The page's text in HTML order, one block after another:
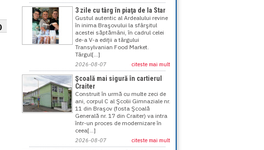
3 zile cu târg în piaţa de la Star
Gustul autentic al Ardealului revine
în inima Braşovului la sfârşitul
acestei săptămâni, în cadrul celei
de-a V-a ediţii a târgului
Transylvanian Food Market.
Târgul[...]
2026-08-07 citeste mai mult
Şcoală mai sigură în cartierul
Craiter
Construit în urmă cu multe zeci de
ani, corpul C al Şcolii Gimnaziale nr.
11 din Braşov (fosta Şcoală
Generală nr. 17 din Craiter) va intra
într-un proces de modernizare în
ceea[...]
2026-08-07 citeste mai mult